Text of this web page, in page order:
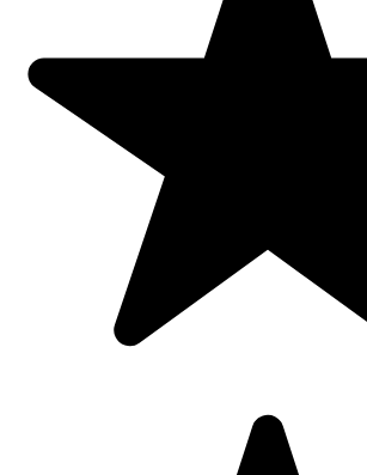
etichetele pentru referinte viitoare. Pastrati
de foc, feriti jucaria/produsul de temperaturi
Jucaria/produsul se poate curata cu o carpa
uscati la aer imediat dupa curatare.
Pentru | 9084: Baieti;